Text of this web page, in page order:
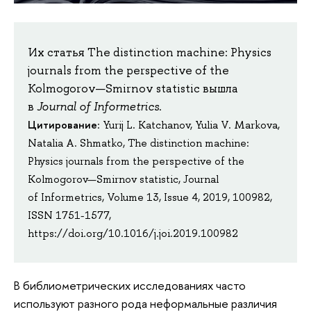
Их статья The distinction machine: Physics
journals from the perspective of the
Kolmogorov—Smirnov statistic вышла
в Journal of Informetrics.
Цитирование: Yurij L. Katchanov, Yulia V. Markova,
Natalia A. Shmatko, The distinction machine:
Physics journals from the perspective of the
Kolmogorov—Smirnov statistic, Journal
of Informetrics, Volume 13, Issue 4, 2019, 100982,
ISSN 1751-1577,
https://doi.org/10.1016/j.joi.2019.100982
В библиометрических исследованиях часто
используют разного рода неформальные различия